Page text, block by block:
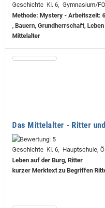
Geschichte Kl. 6, Gymnasium/
Methode: Mystery - Arbeitszeit:
, Bauern, Grundherrschaft,
Mittelalter
Das Mittelalter - Ritter
Geschichte Kl. 6, Hauptschule,
Leben auf der Burg, Ritter
kurzer Merktext zu Begriffen